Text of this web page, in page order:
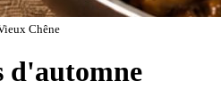
Chêne
d'automne